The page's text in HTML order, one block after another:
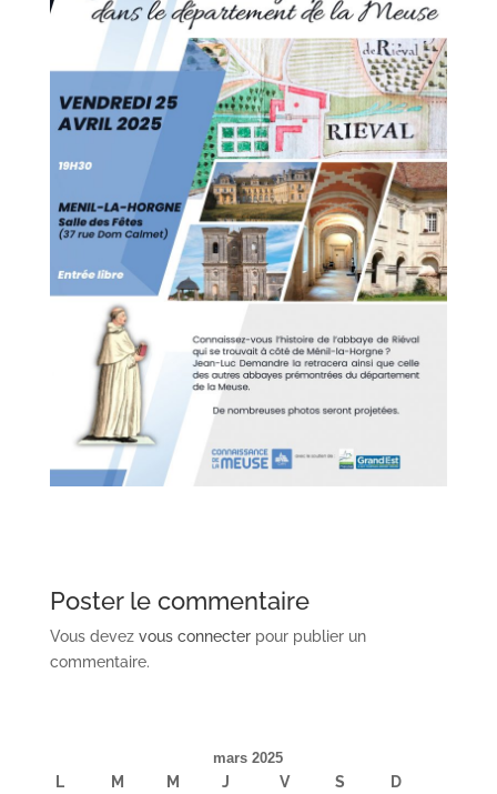
Poster le commentaire
Vous devez vous connecterpour publier un
commentaire.
mars 2025
L M M J V S D